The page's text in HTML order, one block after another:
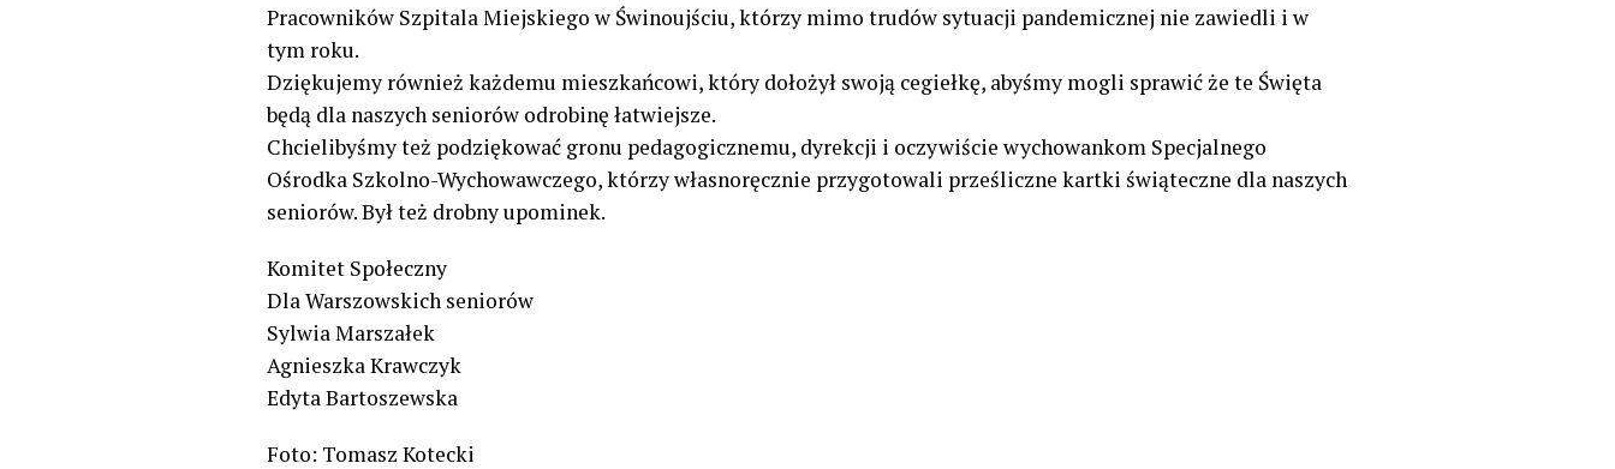
Pracowników Szpitala Miejskiego w Świnoujściu, którzy mimo trudów sytuacji pandemicznej nie zawiedli i w
tym roku.
Dziękujemy również każdemu mieszkańcowi, który dołożył swoją cegiełkę, abyśmy mogli sprawić że te Święta
będą dla naszych seniorów odrobinę łatwiejsze.
Chcielibyśmy też podziękować gronu pedagogicznemu, dyrekcji i oczywiście wychowankom Specjalnego
Ośrodka Szkolno-Wychowawczego, którzy własnoręcznie przygotowali prześliczne kartki świąteczne dla naszych
seniorów. Był też drobny upominek.
Komitet Społeczny
Dla Warszowskich seniorów
Sylwia Marszałek
Agnieszka Krawczyk
Edyta Bartoszewska
Foto: Tomasz Kotecki